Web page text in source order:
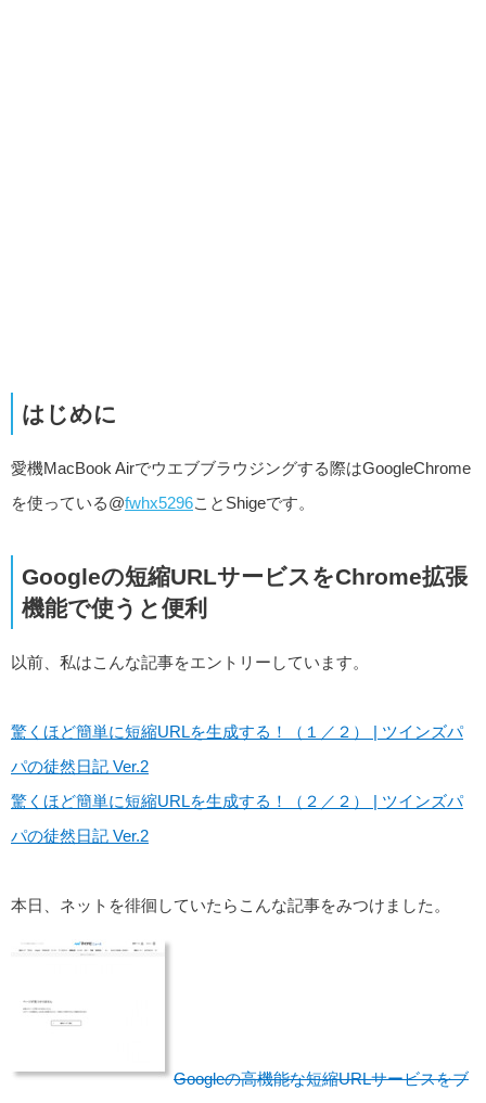
はじめに
愛機MacBook Airでウエブブラウジングする際はGoogleChrome
を使っている@fwhx5296ことShigeです。
Googleの短縮URLサービスをChrome拡張
機能で使うと便利
以前、私はこんな記事をエントリーしています。
驚くほど簡単に短縮URLを生成する！（１／２） | ツインズパ
パの徒然日記 Ver.2
驚くほど簡単に短縮URLを生成する！（２／２） | ツインズパ
パの徒然日記 Ver.2
本日、ネットを徘徊していたらこんな記事をみつけました。
Googleの高機能な短縮URLサービスをブ